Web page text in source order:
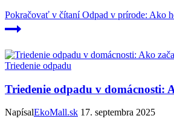
Pokračovať v čítaníOdpad v prírode: Ako
Triedenie odpadu
Triedenie odpadu v domácnosti:
NapísalEkoMall.sk 17. septembra 2025